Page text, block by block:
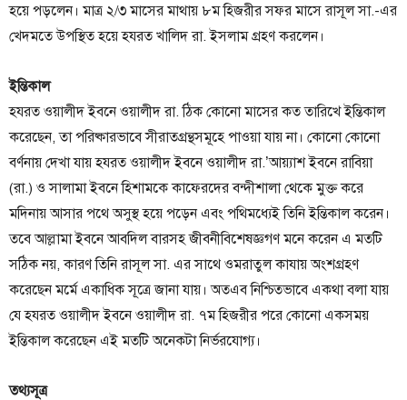
হয়ে পড়লেন। মাত্র ২/৩ মাসের মাথায় ৮ম হিজরীর সফর মাসে রাসূল সা.-এর
খেদমতে উপস্থিত হয়ে হযরত খালিদ রা. ইসলাম গ্রহণ করলেন।
ইন্তিকাল
হযরত ওয়ালীদ ইবনে ওয়ালীদ রা. ঠিক কোনো মাসের কত তারিখে ইন্তিকাল
করেছেন, তা পরিষ্কারভাবে সীরাতগ্রন্থসমূহে পাওয়া যায় না। কোনো কোনো
বর্ণনায় দেখা যায় হযরত ওয়ালীদ ইবনে ওয়ালীদ রা.’আয়্যাশ ইবনে রাবিয়া
(রা.) ও সালামা ইবনে হিশামকে কাফেরদের বন্দীশালা থেকে মুক্ত করে
মদিনায় আসার পথে অসুস্থ হয়ে পড়েন এবং পথিমধ্যেই তিনি ইন্তিকাল করেন।
তবে আল্লামা ইবনে আবদিল বারসহ জীবনীবিশেষজ্ঞগণ মনে করেন এ মতটি
সঠিক নয়, কারণ তিনি রাসূল সা. এর সাথে ওমরাতুল কাযায় অংশগ্রহণ
করেছেন মর্মে একাধিক সূত্রে জানা যায়। অতএব নিশ্চিতভাবে একথা বলা যায়
যে হযরত ওয়ালীদ ইবনে ওয়ালীদ রা. ৭ম হিজরীর পরে কোনো একসময়
ইন্তিকাল করেছেন এই মতটি অনেকটা নির্ভরযোগ্য।
তথ্যসূত্র